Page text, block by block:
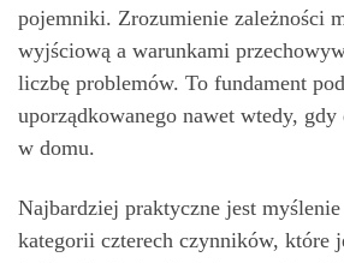
pojemniki. Zrozumienie zależności
wyjściową a warunkami
liczbę problemów. To fundament
uporządkowanego nawet wtedy, gdy
w domu.
Najbardziej praktyczne jest
kategorii czterech czynników, które